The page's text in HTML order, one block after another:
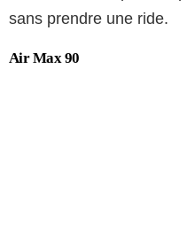
sans prendre une ride.
Air Max 90